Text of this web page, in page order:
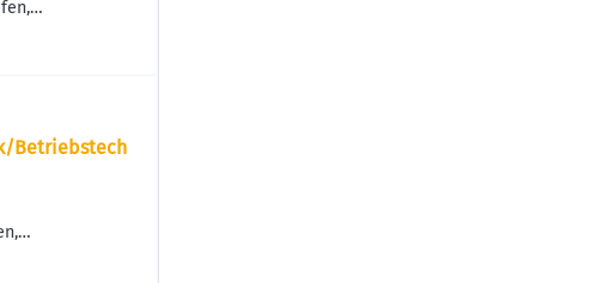
Betriebstech